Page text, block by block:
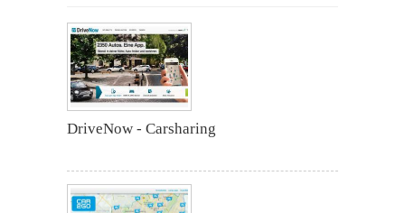
DriveNow - Carsharing